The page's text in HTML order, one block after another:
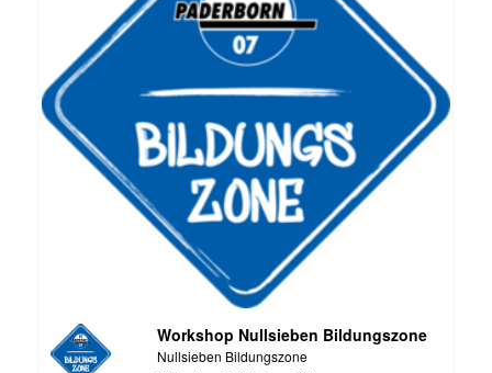
Workshop Nullsieben Bildungszone
Nullsieben Bildungszone